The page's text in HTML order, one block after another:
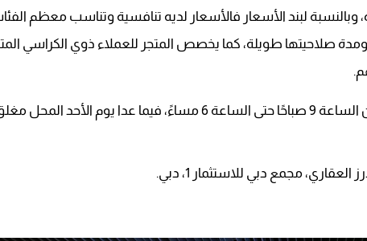
وبالنسبة لبند الأسعار فالأسعار لديه تنافسية وتناسب معظم
ومدة صلاحيتها طويلة، كما يخصص المتجر للعملاء ذوي الكراسي
عدا يوم الأحد المحل مغلق.